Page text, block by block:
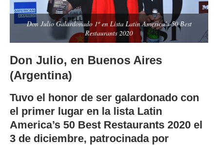
Don Julio Galardonado 1º en Lista Latin America’s 50 Best
Restaurants 2020
Don Julio, en Buenos Aires
(Argentina)
Tuvo el honor de ser galardonado con
el primer lugar en la lista Latin
America’s 50 Best Restaurants 2020 el
3 de diciembre, patrocinada por